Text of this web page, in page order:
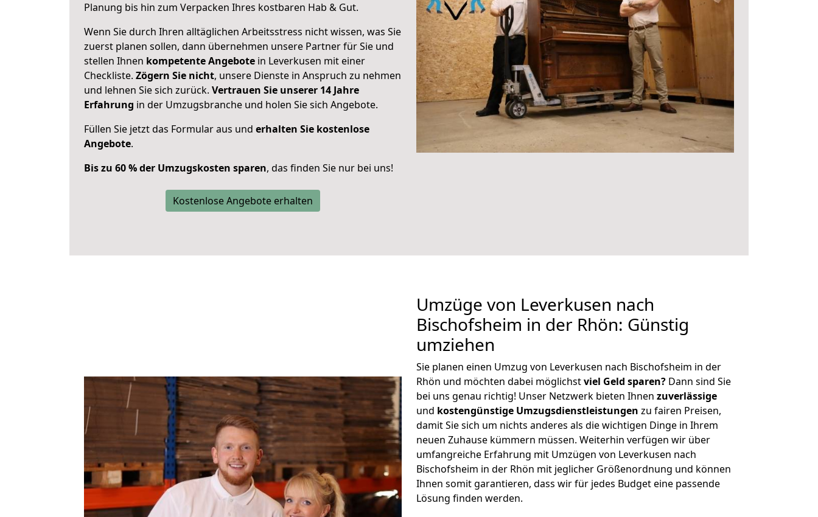
Planung bis hin zum Verpacken Ihres kostbaren Hab & Gut.
Wenn Sie durch Ihren alltäglichen Arbeitsstress nicht wissen, was Sie
zuerst planen sollen, dann übernehmen unsere Partner für Sie und
stellen Ihnen kompetente Angebote in Leverkusen mit einer
Checkliste. Zögern Sie nicht, unsere Dienste in Anspruch zu nehmen
und lehnen Sie sich zurück. Vertrauen Sie unserer 14 Jahre
Erfahrung in der Umzugsbranche und holen Sie sich Angebote.
Füllen Sie jetzt das Formular aus und erhalten Sie kostenlose
Angebote.
Bis zu 60 % der Umzugskosten sparen, das finden Sie nur bei uns!
Kostenlose Angebote erhalten
Umzüge von Leverkusen nach
Bischofsheim in der Rhön: Günstig
umziehen
Sie planen einen Umzug von Leverkusen nach Bischofsheim in der
Rhön und möchten dabei möglichstviel Geld sparen? Dann sind Sie
bei uns genau richtig! Unser Netzwerk bieten Ihnen zuverlässige
und kostengünstige Umzugsdienstleistungen zu fairen Preisen,
damit Sie sich um nichts anderes als die wichtigen Dinge in Ihrem
neuen Zuhause kümmern müssen. Weiterhin verfügen wir über
umfangreiche Erfahrung mit Umzügen von Leverkusen nach
Bischofsheim in der Rhön mit jeglicher Größenordnung und können
Ihnen somit garantieren, dass wir für jedes Budget eine passende
Lösung finden werden.